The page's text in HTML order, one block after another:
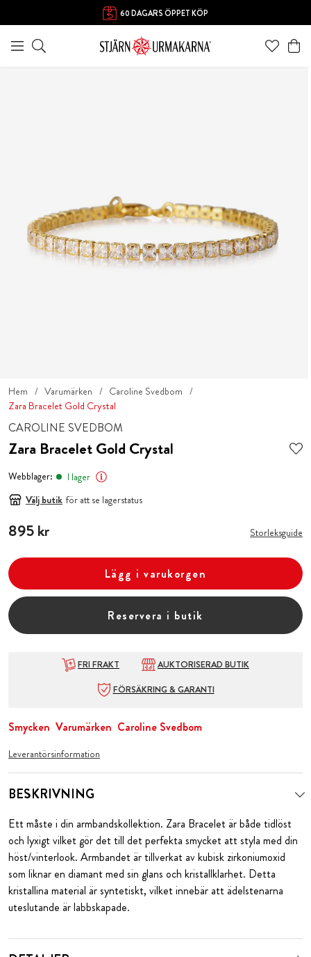
60 DAGARS ÖPPET KÖP
FRI FRAKT ÖVER 1000 KR
Hem Varumärken
Caroline Svedbom
Zara Bracelet Gold Crystal
CAROLINE SVEDBOM
Zara Bracelet Gold Crystal
Webblager:
I lager
Välj butik för att se lagerstatus
Pris:895 kr
895 kr Storleksguide
Lägg i varukorgen
Reservera i butik
FRI FRAKT
AUKTORISERAD BUTIK
FÖRSÄKRING & GARANTI
Smycken Varumärken Caroline Svedbom
Leverantörsinformation
BESKRIVNING
Ett måste i din armbandskollektion. Zara Bracelet är både tidlöst
och lyxigt vilket gör det till det perfekta smycket att styla med din
höst/vinterlook. Armbandet är tillverkat av kubisk zirkoniumoxid
som liknar en diamant med sin glans och kristallklarhet. Detta
kristallina material är syntetiskt, vilket innebär att ädelstenarna
uteslutande är labbskapade.